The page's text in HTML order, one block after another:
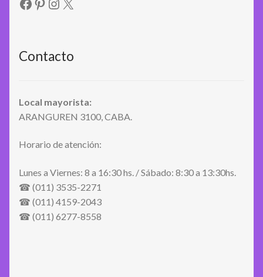
Contacto
Local mayorista:
ARANGUREN 3100, CABA.
Horario de atención:
Lunes a Viernes: 8 a 16:30 hs. / Sábado: 8:30 a 13:30hs.
☎ (011) 3535-2271
☎ (011) 4159-2043
☎ (011) 6277-8558